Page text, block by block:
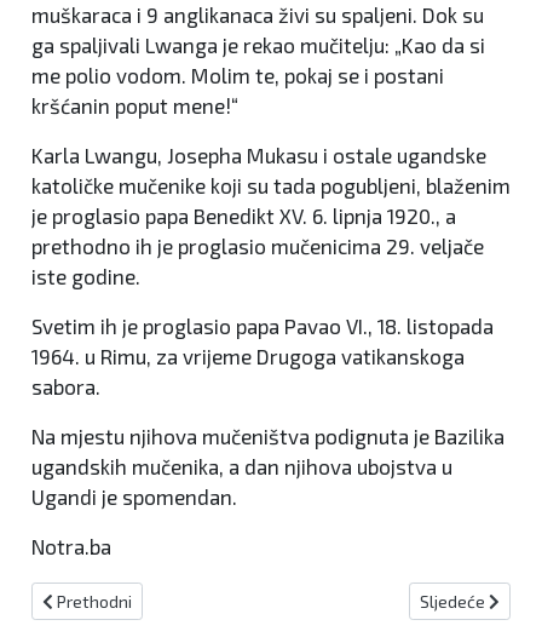
muškaraca i 9 anglikanaca živi su spaljeni. Dok su
ga spaljivali Lwanga je rekao mučitelju: „Kao da si
me polio vodom. Molim te, pokaj se i postani
kršćanin poput mene!“
Karla Lwangu, Josepha Mukasu i ostale ugandske
katoličke mučenike koji su tada pogubljeni, blaženim
je proglasio papa Benedikt XV. 6. lipnja 1920., a
prethodno ih je proglasio mučenicima 29. veljače
iste godine.
Svetim ih je proglasio papa Pavao VI., 18. listopada
1964. u Rimu, za vrijeme Drugoga vatikanskoga
sabora.
Na mjestu njihova mučeništva podignuta je Bazilika
ugandskih mučenika, a dan njihova ubojstva u
Ugandi je spomendan.
Notra.ba
Prethodni članak: Blagdan Tijelova: Svetkovina Presvetoga Tijela
Prethodni Sljedeći
Sljedeće